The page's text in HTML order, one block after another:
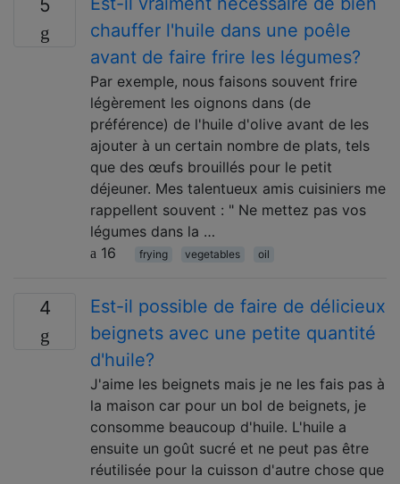
5
chauffer l'huile dans une poêle
avant de faire frire les légumes?
Par exemple, nous faisons souvent frire
légèrement les oignons dans (de
préférence) de l'huile d'olive avant de les
ajouter à un certain nombre de plats, tels
que des œufs brouillés pour le petit
déjeuner. Mes talentueux amis cuisiniers me
rappellent souvent : " Ne mettez pas vos
légumes dans la …
16
frying vegetables oil
4
Est-il possible de faire de délicieux
beignets avec une petite quantité
d'huile?
J'aime les beignets mais je ne les fais pas à
la maison car pour un bol de beignets, je
consomme beaucoup d'huile. L'huile a
ensuite un goût sucré et ne peut pas être
réutilisée pour la cuisson d'autre chose que